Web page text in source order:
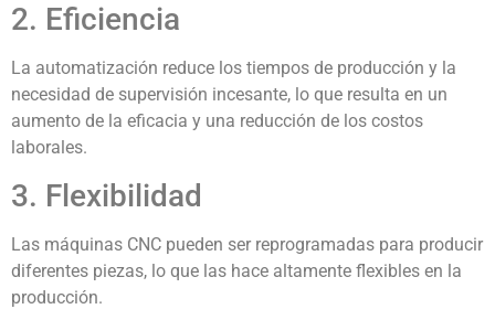
2. Eficiencia
La automatización reduce los tiempos de producción y la
necesidad de supervisión incesante, lo que resulta en un
aumento de la eficacia y una reducción de los costos
laborales.
3. Flexibilidad
Las máquinas CNC pueden ser reprogramadas para producir
diferentes piezas, lo que las hace altamente flexibles en la
producción.